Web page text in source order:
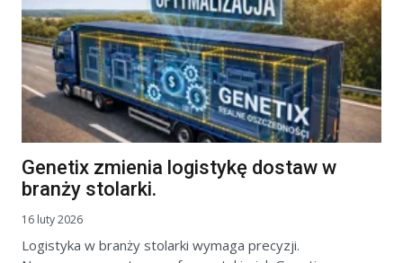
Genetix zmienia logistykę dostaw w
branży stolarki.
16 luty 2026
Logistyka w branży stolarki wymaga precyzji.